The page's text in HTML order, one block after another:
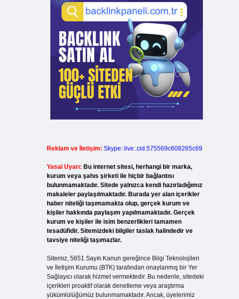
Reklam ve İletişim: Skype: live:.cid.575569c608265c69
Yasal Uyarı: Bu internet sitesi, herhangi bir marka,
kurum veya şahıs şirketi ile hiçbir bağlantısı
bulunmamaktadır. Sitede yalnızca kendi hazırladığımız
makaleler paylaşılmaktadır. Burada yer alan içerikler
haber niteliği taşımamakta olup, gerçek kurum ve
kişiler hakkında paylaşım yapılmamaktadır. Gerçek
kurum ve kişiler ile isim benzerlikleri tamamen
tesadüfidir. Sitemizdeki bilgiler taslak halindedir ve
tavsiye niteliği taşımazlar.
Sitemiz, 5651 Sayılı Kanun gereğince Bilgi Teknolojileri
ve İletişim Kurumu (BTK) tarafından onaylanmış bir Yer
Sağlayıcı olarak hizmet vermektedir. Bu nedenle, sitedeki
içerikleri proaktif olarak denetleme veya araştırma
yükümlülüğümüz bulunmamaktadır. Ancak, üyelerimiz